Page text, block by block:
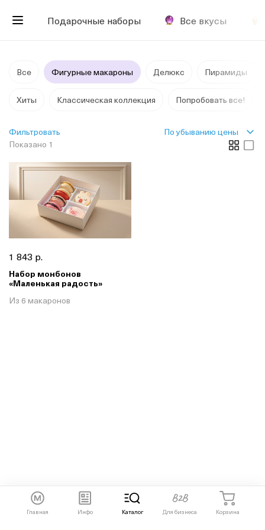
Подарочные наборы Все вкусы
Все Фигурные макароны Делюкс Пирамиды
Хиты Классическая коллекция Попробовать все!
Показано 1
Фильтровать По убыванию цены
1 843 р.
Набор монбонов
«Маленькая радость»
Из 6 макаронов
Главная Инфо Каталог Для бизнеса Корзина